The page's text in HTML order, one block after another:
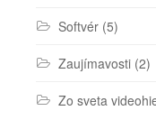
Softvér (5)
Zaujímavosti (2)
Zo sveta